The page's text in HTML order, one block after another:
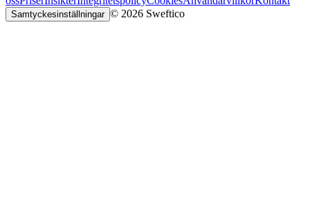
Samtyckesinställningar © 2026 Sweftico